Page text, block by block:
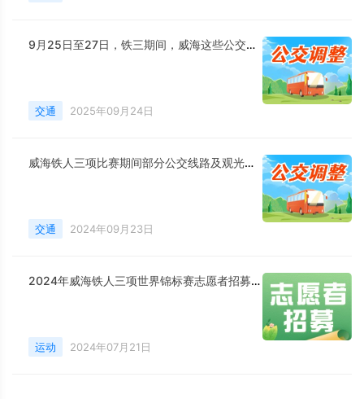
9月25日至27日，铁三期间，威海这些公交线路调整
交通 2025年09月24日
威海铁人三项比赛期间部分公交线路及观光线路临时调整
交通 2024年09月23日
2024年威海铁人三项世界锦标赛志愿者招募公告
运动 2024年07月21日